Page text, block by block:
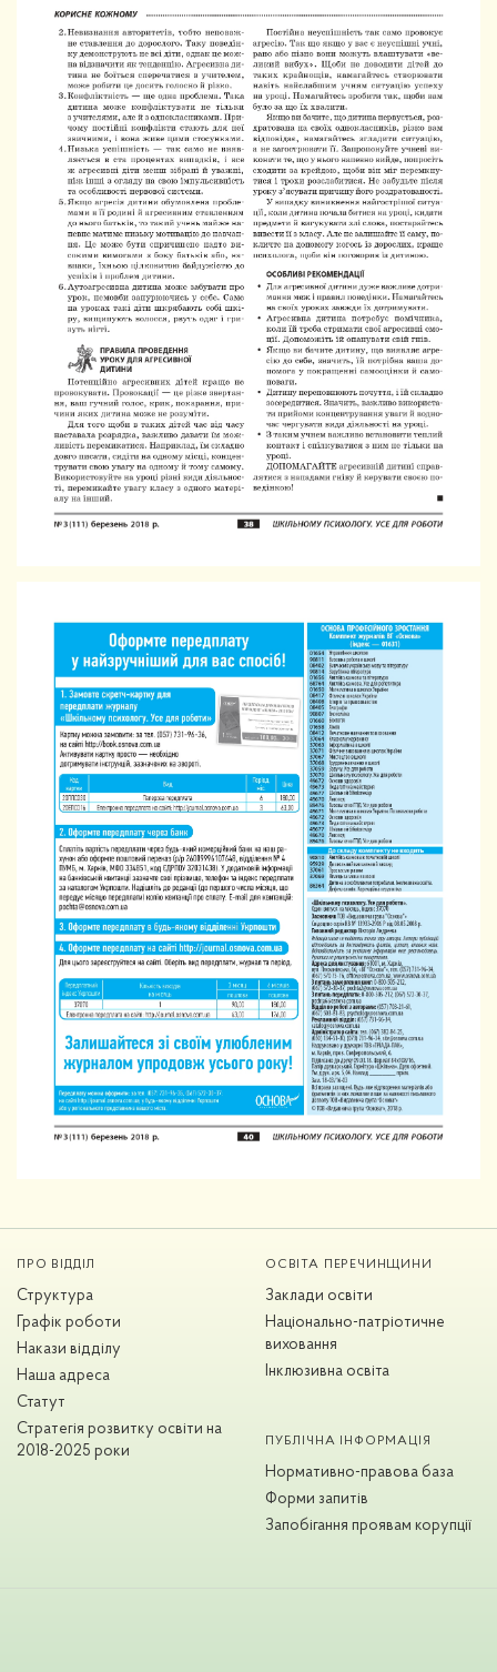
ПРО ВІДДІЛ
Структура
Графік роботи
Накази відділу
Наша адреса
Статут
Стратегія розвитку освіти на
2018-2025 роки
ОСВІТА ПЕРЕЧИНЩИНИ
Заклади освіти
Національно-патріотичне
виховання
Інклюзивна освіта
ПУБЛІЧНА ІНФОРМАЦІЯ
Нормативно-правова база
Форми запитів
Запобігання проявам корупції